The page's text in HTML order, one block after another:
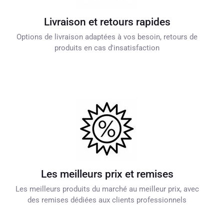
Livraison et retours rapides
Options de livraison adaptées à vos besoin, retours de
produits en cas d'insatisfaction
Les meilleurs prix et remises
Les meilleurs produits du marché au meilleur prix, avec
des remises dédiées aux clients professionnels